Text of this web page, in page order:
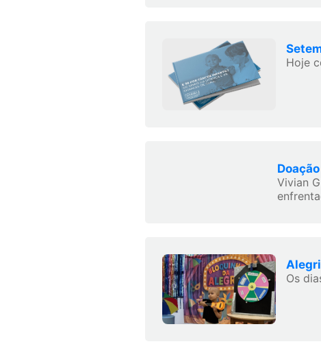
Hoje
Vivian
Os